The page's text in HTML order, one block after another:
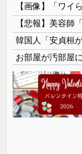
【画像】「ワイ
【悲報】美容
お部屋が汚部屋